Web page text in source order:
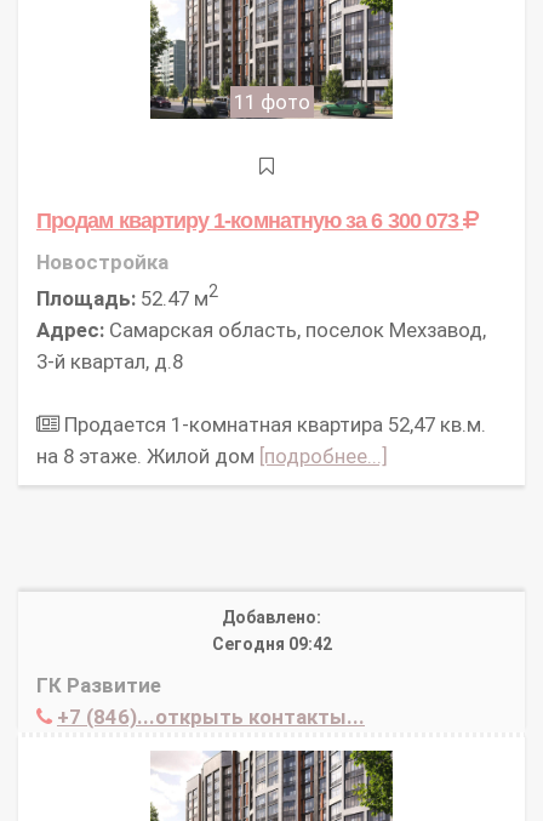
11 фото
Продам квартиру 1-комнатнуюза 6 300 073
Новостройка
Площадь: 52.47 м2
Адрес: Самарская область, поселок Мехзавод,
3-й квартал, д.8
Продается 1-комнатная квартира 52,47 кв.м.
на 8 этаже. Жилой дом [подробнее...]
Добавлено:
Сегодня 09:42
ГК Развитие
+7 (846)...открыть контакты...